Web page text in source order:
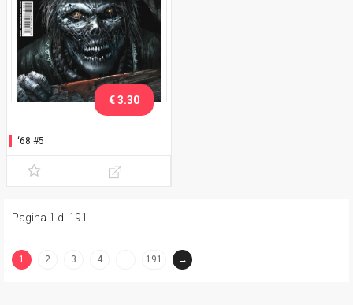
‘68 #5
€ 3.30
Pagina 1 di 191
1
2 3 4 … 191 →